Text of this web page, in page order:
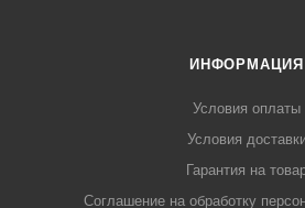
ИНФОРМАЦИЯ
Условия оплаты
Условия
Гарантия на
Соглашение на обработку